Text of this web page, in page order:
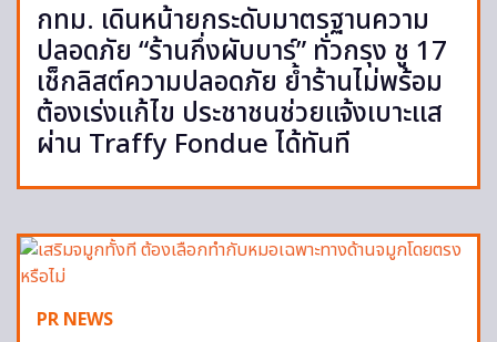
กทม. เดินหน้ายกระดับมาตรฐานความ
ปลอดภัย “ร้านกึ่งผับบาร์” ทั่วกรุง ชู 17
เช็กลิสต์ความปลอดภัย ย้ำร้านไม่พร้อม
ต้องเร่งแก้ไข ประชาชนช่วยแจ้งเบาะแส
ผ่าน Traffy Fondue ได้ทันที
PR NEWS